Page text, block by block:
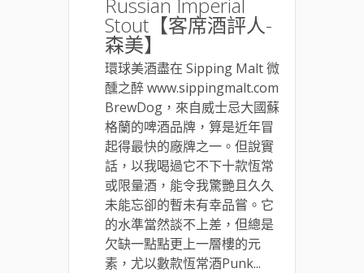
Stout【客席酒評人-
森美】
環球美酒盡在 Sipping Malt 微
醺之醉 www.sippingmalt.com
BrewDog，來自威士忌大國蘇
格蘭的啤酒品牌，算是近年冒
起得最快的廠牌之一。但說實
話，以我喝過它不下十款恆常
或限量酒，能令我驚艷且久久
未能忘卻的暫未有幸品嘗。它
的水準當然談不上差，但總是
欠缺一點點更上一層樓的元
素，尤以數款恆常酒Punk...